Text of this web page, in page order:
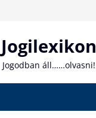
Jogilexikon
Jogodban áll……olvasni!